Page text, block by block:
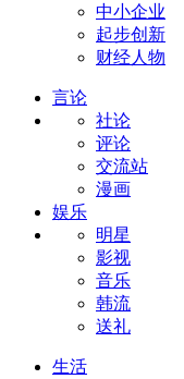
中小企业
起步创新
财经人物
言论
社论
评论
交流站
漫画
娱乐
明星
影视
音乐
韩流
送礼
生活